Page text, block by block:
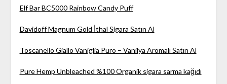
Elf Bar BC5000 Rainbow Candy Puff
Davidoff Magnum Gold İthal Sigara Satın Al
Toscanello Giallo Vaniglia Puro – Vanilya Aromalı Satın Al
Pure Hemp Unbleached %100 Organik sigara sarma kağıdı